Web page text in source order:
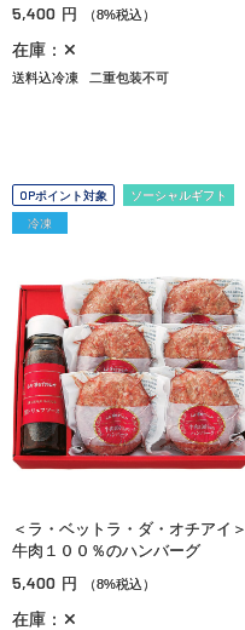
5,400 円 （8%税込）
在庫：✕
送料込冷凍 二重包装不可
OPポイント対象
ソーシャルギフト
冷凍
＜ラ・ベットラ・ダ・オチアイ＞
牛肉１００％のハンバーグ
5,400 円 （8%税込）
在庫：✕